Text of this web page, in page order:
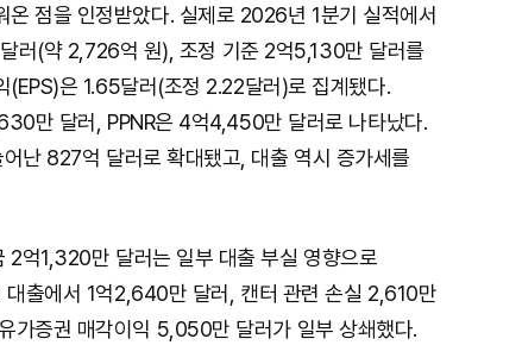
온 점을 인정받았다. 실제로 2026년 1분기 실적에서
러(약 2,726억 원), 조정 기준 2억5,130만 달러를
(EPS)은 1.65달러(조정 2.22달러)로 집계됐다.
만 달러, PPNR은 4억4,450만 달러로 나타났다.
난 827억 달러로 확대됐고, 대출 역시 증가세를
2억1,320만 달러는 일부 대출 부실 영향으로
출에서 1억2,640만 달러, 캔터 관련 손실 2,610만
가증권 매각이익 5,050만 달러가 일부 상쇄했다.